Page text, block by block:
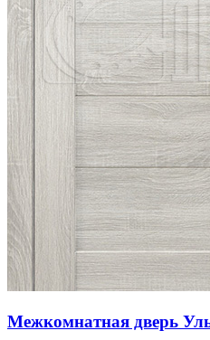
Межкомнатная дверь